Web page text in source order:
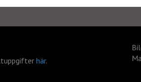
här.